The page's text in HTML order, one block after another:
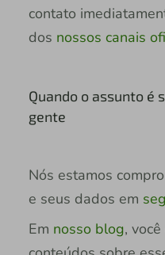
contato
dos nossos canais
Quando o assunto é
gente
Nós estamos
e seus dados em
Em nosso blog,